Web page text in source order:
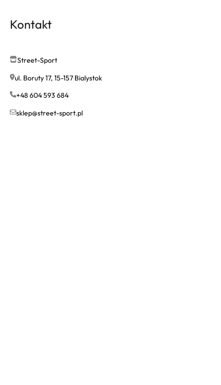
Kontakt
Street-Sport
ul. Boruty 17, 15-157 Bialystok
+48 604 593 684
sklep@street-sport.pl